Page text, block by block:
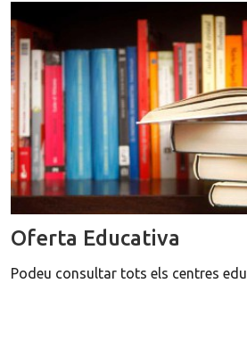
Oferta Educativa
Podeu consultar tots els centres